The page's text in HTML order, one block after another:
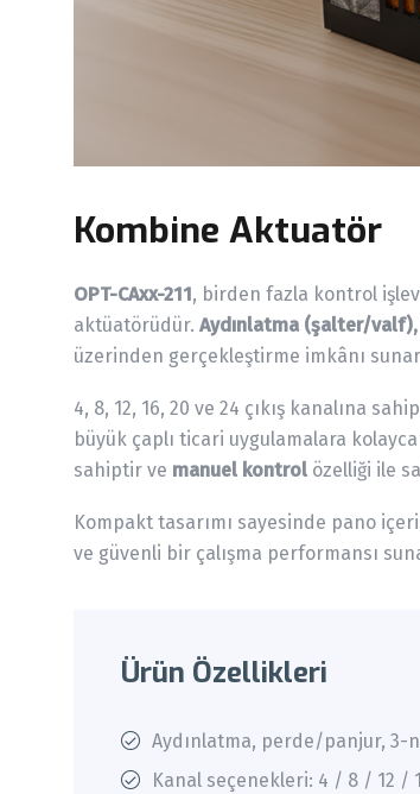
Kombine Aktuatör
OPT-CAxx-211, birden fazla kontrol
aktüatörüdür. Aydınlatma (şalter/
üzerinden gerçekleştirme imkânı
4, 8, 12, 16, 20 ve 24 çıkış kanalına
büyük çaplı ticari uygulamalara
sahiptir ve manuel kontrol özelliği ile
Kompakt tasarımı sayesinde pano
ve güvenli bir çalışma performansı
Ürün Özellikleri
Aydınlatma, perde/panjur,
Kanal seçenekleri: 4 / 8 / 12 /